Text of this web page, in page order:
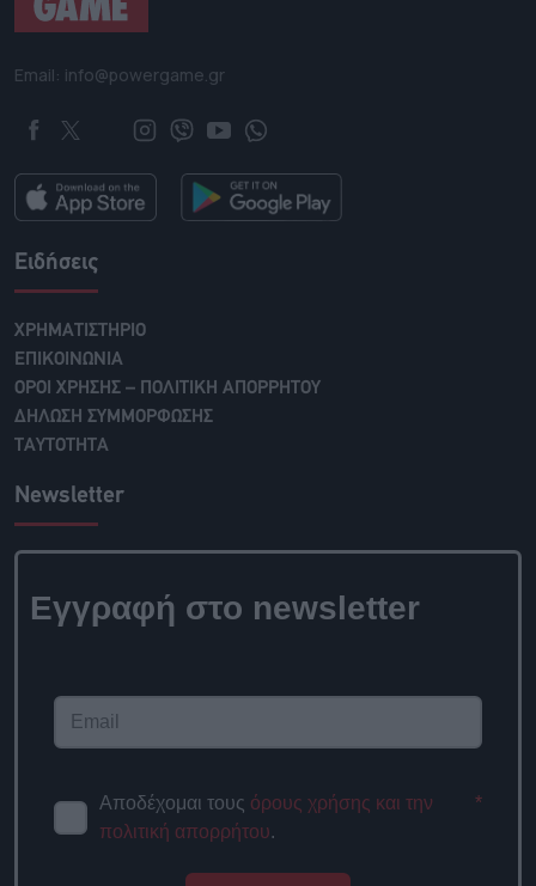
Email: info@powergame.gr
Ειδήσεις
ΧΡΗΜΑΤΙΣΤΗΡΙΟ
ΕΠΙΚΟΙΝΩΝΙΑ
ΟΡΟΙ ΧΡΗΣΗΣ – ΠΟΛΙΤΙΚΗ ΑΠΟΡΡΗΤΟΥ
ΔΗΛΩΣΗ ΣΥΜΜΟΡΦΩΣΗΣ
ΤΑΥΤΟΤΗΤΑ
Newsletter
Εγγραφή στο
Αποδέχομαι τους
και την πολιτική απορρήτου